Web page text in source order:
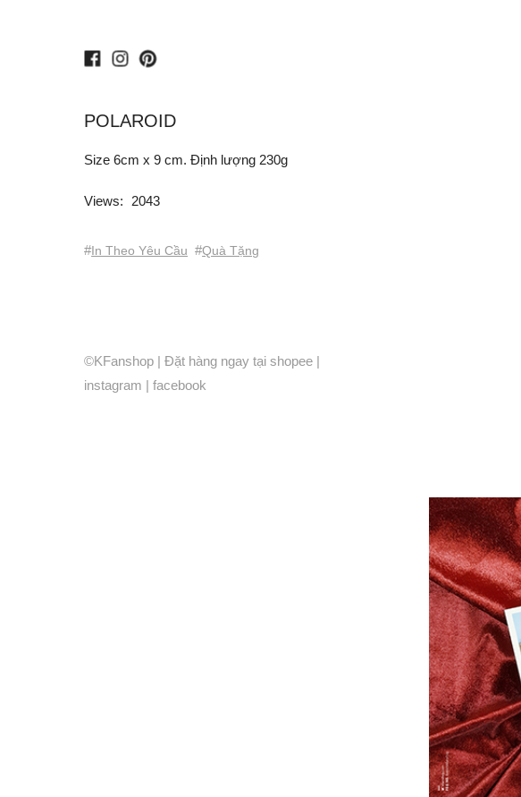
POLAROID
Size 6cm x 9 cm. Định lượng 230g
Views: 2043
#In Theo Yêu Cầu #Quà Tặng
©KFanshop | Đặt hàng ngay tạishopee |
instagram |facebook